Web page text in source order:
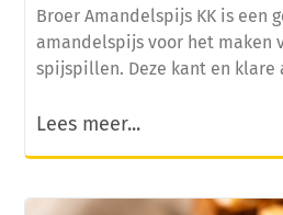
Broer Amandelspijs KK is een
amandelspijs voor het maken
spijspillen. Deze kant en klare
Lees meer...